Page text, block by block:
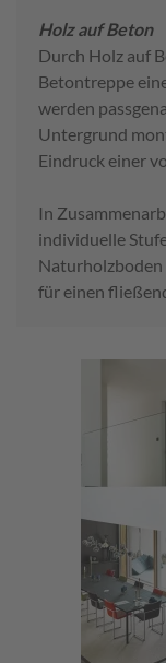
Holz auf Beton
Durch Holz auf
Betontreppe
werden
Untergrund
Eindruck einer
In
individuelle
Naturholzboden
für einen